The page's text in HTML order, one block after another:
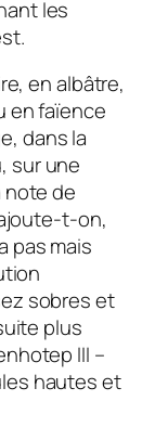
les
en albâtre,
en faïence
dans la
sur une
note de
t-on,
pas mais
sobres et
plus
III –
hautes et